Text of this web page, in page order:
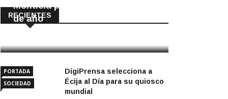
RECIENTES
Montiela por obras hasta final
de año
PORTADA
SOCIEDAD
DigiPrensa selecciona a
Écija al Día para su quiosco
mundial